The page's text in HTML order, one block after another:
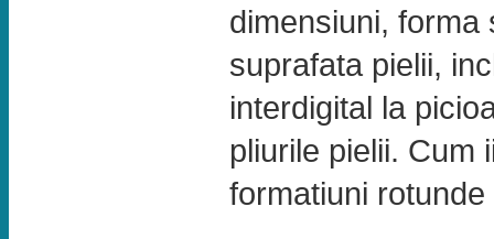
dimensiuni, forma
suprafata pielii,
interdigital la
pliurile pielii. Cum
formatiuni